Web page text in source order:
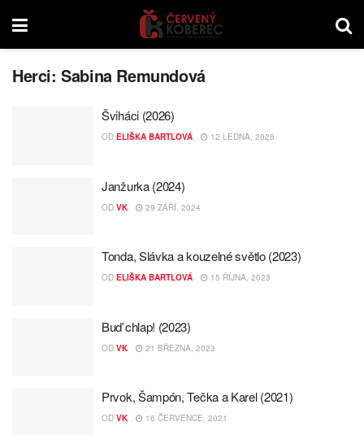
Herci:Sabina Remundová
Šviháci (2026)
OD ELIŠKA BARTLOVÁ 12 LEDNA, 2026
Janžurka (2024)
OD VK 29 ZÁŘÍ, 2024
Tonda, Slávka a kouzelné světlo (2023)
OD ELIŠKA BARTLOVÁ 15 ŘÍJNA, 2023
Buď chlap! (2023)
OD VK 21 BŘEZNA, 2023
Prvok, Šampón, Tečka a Karel (2021)
OD VK 16 ČERVENCE, 2021